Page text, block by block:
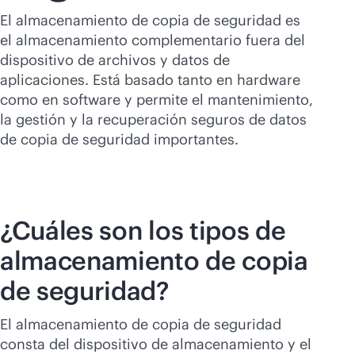
El almacenamiento de copia de seguridad es
el almacenamiento complementario fuera del
dispositivo de archivos y datos de
aplicaciones. Está basado tanto en hardware
como en software y permite el mantenimiento,
la gestión y la recuperación seguros de datos
de copia de seguridad importantes.
¿Cuáles son los tipos de
almacenamiento de copia
de seguridad?
El almacenamiento de copia de seguridad
consta del dispositivo de almacenamiento y el